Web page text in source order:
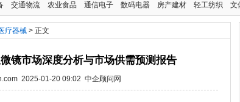
交通物流 农业食品 通信电子 数码电器 房产建材 轻工纺织 文
疗器械 > 正文
镜市场深度分析与市场供需预测报告
2025-01-20 09:02 中企顾问网